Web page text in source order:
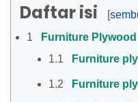
Daftar isi
1
Furniture Plywood
1.1
Furniture
1.2 Furniture